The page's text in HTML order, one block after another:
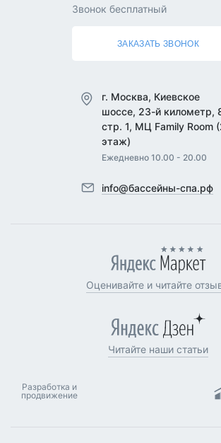
Звонок бесплатный
ЗАКАЗАТЬ ЗВОНОК
г. Москва, Киевское
шоссе, 23-й километр,
стр. 1, МЦ Family Room
этаж)
Ежедневно 10.00 - 20.00
info@бассейны-спа.рф
Оценивайте и читайте
Читайте наши статьи
Разработка и
продвижение